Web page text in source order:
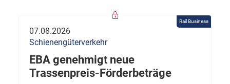
Rail Business
07.08.2026
Schienengüterverkehr
EBA genehmigt neue
Trassenpreis-Förderbeträge